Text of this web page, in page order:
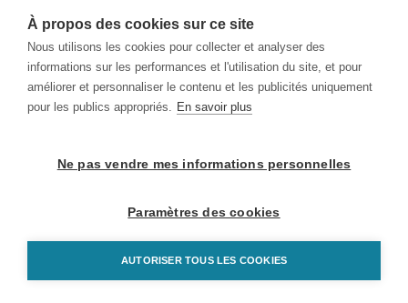
À propos des cookies sur ce site
Nous utilisons les cookies pour collecter et analyser des
informations sur les performances et l'utilisation du site, et pour
améliorer et personnaliser le contenu et les publicités uniquement
pour les publics appropriés. En savoir plus
Ne pas vendre mes informations personnelles
Paramètres des cookies
AUTORISER TOUS LES COOKIES